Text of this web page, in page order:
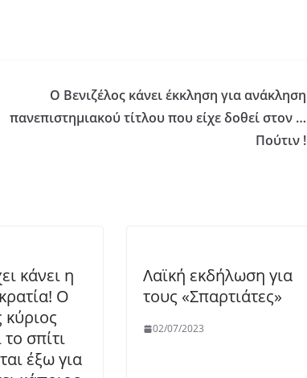
Ο Βενιζέλος κάνει έκκληση για ανάκληση
πανεπιστημιακού τίτλου που είχε δοθεί στον …
Πούτιν !
κάνει η
Ο
σπίτι
έξω για
Λαϊκή εκδήλωση για
τους «Σπαρτιάτες»
02/07/2023